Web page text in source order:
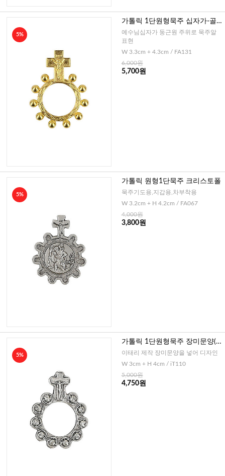
5%
가톨릭 1단원형묵주 십자가-골
드
예수님십자가 둥근원 주위로 묵주알
표현
W 3.3cm + 4.3cm / FA131
6,000원
5,700원
5%
가톨릭 원형1단묵주 크리스토폴
묵주기도용,지갑용,차부착용
W 3.2cm + H 4.2cm / FA067
4,000원
3,800원
5%
가톨릭 1단원형묵주 장미문양(이
태리)
이태리 제작 장미문양을 넣어 디자인
W 3cm + H 4cm / iT110
5,000원
4,750원